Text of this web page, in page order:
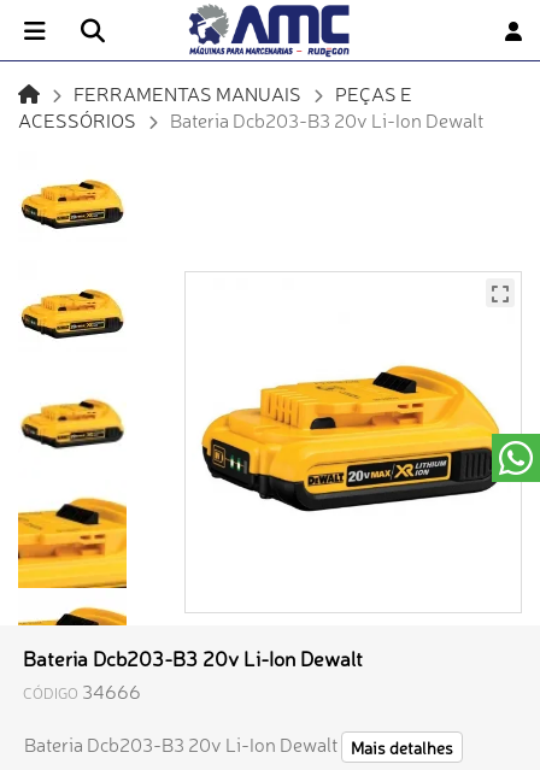
FERRAMENTAS MANUAIS
PEÇAS E
ACESSÓRIOS
Bateria Dcb203-B3 20v Li-Ion Dewalt
Bateria Dcb203-B3 20v Li-Ion Dewalt
CÓDIGO 34666
Bateria Dcb203-B3 20v Li-Ion Dewalt
Mais detalhes